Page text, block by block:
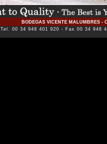
BODEGAS VICENTE MALUMBRES
Tel. 00 34 948 401 920 - Fax 00 34 948